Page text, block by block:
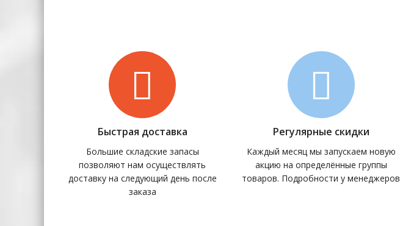
Быстрая доставка
Большие складские запасы
позволяют нам осуществлять
доставку на следующий день после
заказа
Регулярные скидки
Каждый месяц мы запускаем новую
акцию на определённые группы
товаров. Подробности у менеджеров